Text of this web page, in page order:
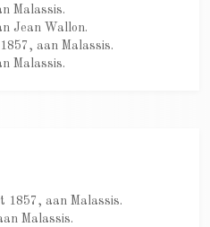
Malassis.
Jean Wallon.
aan Malassis.
Malassis.
aan Malassis.
Malassis.